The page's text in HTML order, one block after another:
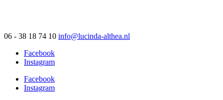
06 - 38 18 74 10 info@lucinda-althea.nl
Facebook
Instagram
Facebook
Instagram